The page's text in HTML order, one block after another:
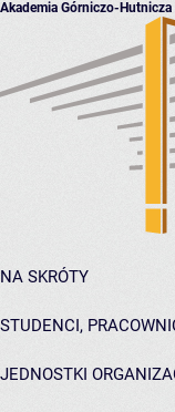
Akademia Górniczo-Hutnicza
NA SKRÓTY
STUDENCI,
JEDNOSTKI